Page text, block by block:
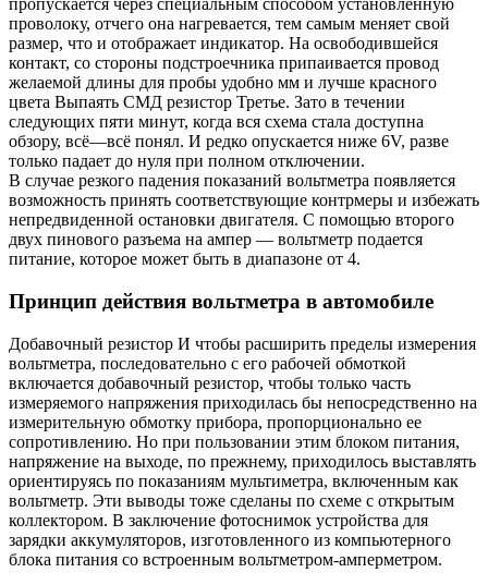
пропускается через специальным способом установленную
проволоку, отчего она нагревается, тем самым меняет свой
размер, что и отображает индикатор. На освободившейся
контакт, со стороны подстроечника припаивается провод
желаемой длины для пробы удобно мм и лучше красного
цвета Выпаять СМД резистор Третье. Зато в течении
следующих пяти минут, когда вся схема стала доступна
обзору, всё—всё понял. И редко опускается ниже 6V, разве
только падает до нуля при полном отключении.
В случае резкого падения показаний вольтметра появляется
возможность принять соответствующие контрмеры и избежать
непредвиденной остановки двигателя. С помощью второго
двух пинового разъема на ампер — вольтметр подается
питание, которое может быть в диапазоне от 4.
Принцип действия вольтметра в автомобиле
Добавочный резистор И чтобы расширить пределы измерения
вольтметра, последовательно с его рабочей обмоткой
включается добавочный резистор, чтобы только часть
измеряемого напряжения приходилась бы непосредственно на
измерительную обмотку прибора, пропорционально ее
сопротивлению. Но при пользовании этим блоком питания,
напряжение на выходе, по прежнему, приходилось выставлять
ориентируясь по показаниям мультиметра, включенным как
вольтметр. Эти выводы тоже сделаны по схеме с открытым
коллектором. В заключение фотоснимок устройства для
зарядки аккумуляторов, изготовленного из компьютерного
блока питания со встроенным вольтметром-амперметром.